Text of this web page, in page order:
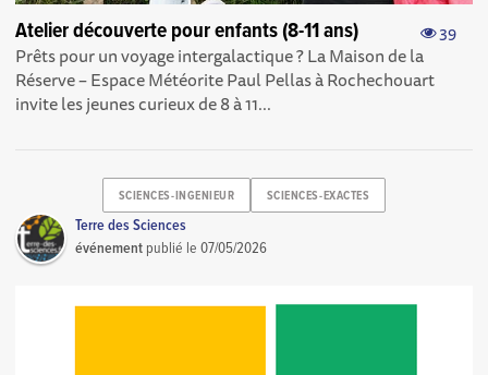
39
Atelier découverte pour enfants (8-11 ans)
Prêts pour un voyage intergalactique ? La Maison de la
Réserve – Espace Météorite Paul Pellas à Rochechouart
invite les jeunes curieux de 8 à 11...
SCIENCES-INGENIEUR SCIENCES-EXACTES
Terre des Sciences
événement publié le07/05/2026